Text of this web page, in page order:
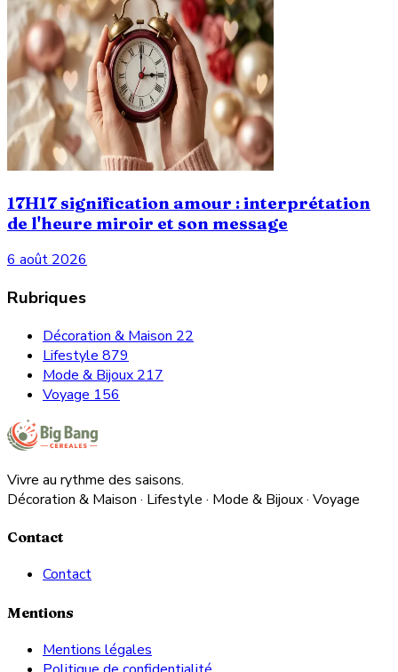
17H17 signification amour : interprétation
de l'heure miroir et son message
6 août 2026
Rubriques
Décoration & Maison 22
Lifestyle 879
Mode & Bijoux 217
Voyage 156
Vivre au rythme des saisons.
Décoration & Maison · Lifestyle · Mode & Bijoux · Voyage
Contact
Contact
Mentions
Mentions légales